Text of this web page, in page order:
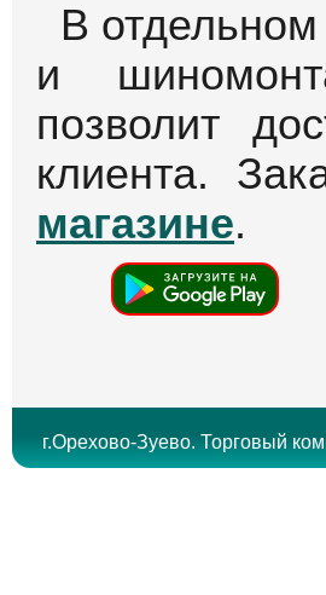
В
и
позволит
клиента.
магазине.
г.Орехово-Зуево. Торговый